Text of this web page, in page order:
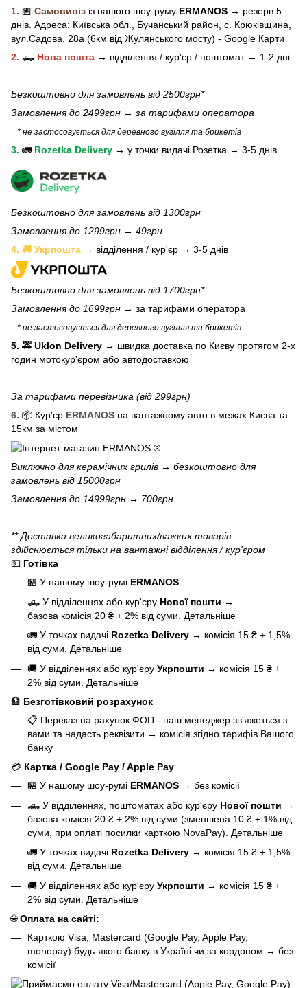
1. 🏪 Самовивіз із нашого шоу-руму ERMANOS → резерв 5
днів. Адреса: Київська обл.,
Бучанський район, с. Крюківщина,
вул.Садова, 28а (6км від Жулянського мосту) - Google Карти
2. 🛻 Нова пошта → відділення / кур'єр / поштомат → 1-2 дні
Безкоштовно для замовлень від 2500грн*
Замовлення до 2499грн → за тарифами оператора
* не застосовується для деревного вугілля та брикетів
3. 🚛 Rozetka Delivery → у точки видачі Розетка → 3-5 днів
Безкоштовно для замовлень від 1300грн
Замовлення до 1299грн → 49грн
4. 🚚 Укрпошта → відділення / кур'єр → 3-5 днів
Безкоштовно для замовлень від 1700грн*
Замовлення до 1699грн → за тарифами оператора
* не застосовується для деревного вугілля та брикетів
5. 🚕 Uklon Delivery → швидка доставка по Києву протягом 2-х
годин мотокурʼєром або автодоставкою
За тарифами перевізника (від 299грн)
6. 📦 Кур'єр ERMANOS на вантажному авто в межах Києва та
15км за містом
Виключно длякерамічних грилів → безкоштовно для
замовлень від 15000грн
Замовлення до 14999грн → 700грн
** Доставка великогабаритних/важких товарів
здійснюється тільки на вантажні відділення / кур'єром
💵 Готівка
🏪 У нашому шоу-румі ERMANOS
🛻 У відділеннях або кур'єру Нової пошти →
базова комісія 20 ₴ + 2% від суми. Детальніше
🚛 У точках видачі Rozetka Delivery → комісія 15 ₴ + 1,5%
від суми. Детальніше
🚚 У відділеннях або кур'єру Укрпошти → комісія 15 ₴ +
2% від суми. Детальніше
🏦 Безготівковий розрахунок
📋 Переказ на рахунок ФОП - наш менеджер зв'яжеться з
вами та надасть реквізити → комісія згідно тарифів Вашого
банку
💳 Картка / Google Pay / Apple Pay
🏪 У нашому шоу-румі ERMANOS → без комісії
🛻 У відділеннях, поштоматах або кур'єру Нової пошти →
базова комісія 20 ₴ + 2% від суми (зменшена 10 ₴ + 1% від
суми, при оплаті посилки карткою NovaPay). Детальніше
🚛 У точках видачі Rozetka Delivery → комісія 15 ₴ + 1,5%
від суми. Детальніше
🚚 У відділеннях або кур'єру Укрпошти → комісія 15 ₴ +
2% від суми. Детальніше
🌐Оплата на сайті:
Карткою Visa, Mastercard (Google Pay, Apple Pay,
monopay) будь-якого банку в Україні чи за кордоном → без
комісії